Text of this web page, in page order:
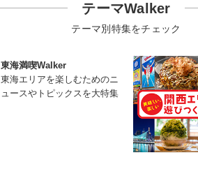
テーマWalker
テーマ別特集をチェック
東海満喫Walker
東海エリアを楽しむためのニ
ュースやトピックスを大特集